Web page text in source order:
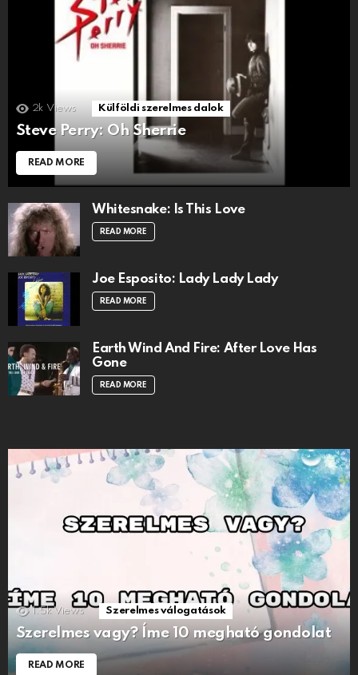
2k Views Külföldi szerelmes dalok
Steve Perry: Oh Sherrie
READ MORE
Whitesnake: Is This Love
READ MORE
Joe Esposito: Lady Lady Lady
READ MORE
Earth Wind And Fire: After Love Has
Gone
READ MORE
1.5k Views Szerelmes válogatások
Szerelmes vagy? Íme 10 megható gondolat
READ MORE